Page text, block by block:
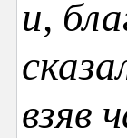
и,
взяв